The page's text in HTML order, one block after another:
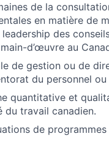
de la
en matière de
des
d’œuvre au
de gestion ou de
du personnel ou
quantitative et
du travail canadien.
de programmes